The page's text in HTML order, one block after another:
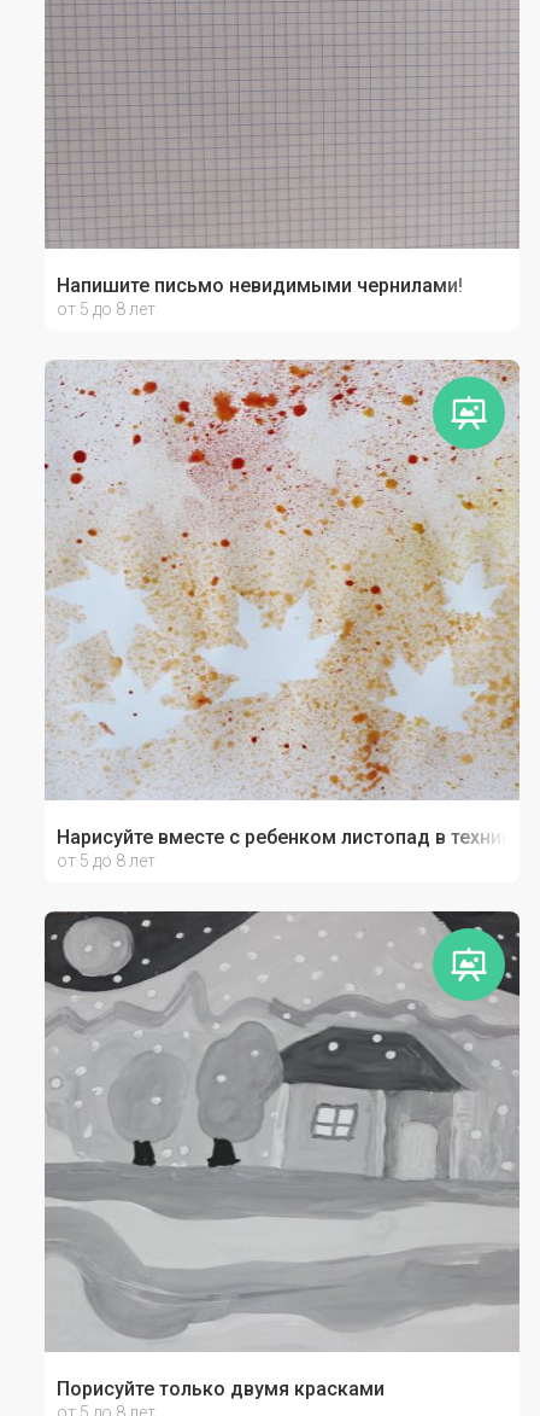
Напишите письмо невидимыми чернилами!
от 5 до 8 лет
Нарисуйте вместе с ребенком листопад в технике
от 5 до 8 лет
Порисуйте только двумя красками